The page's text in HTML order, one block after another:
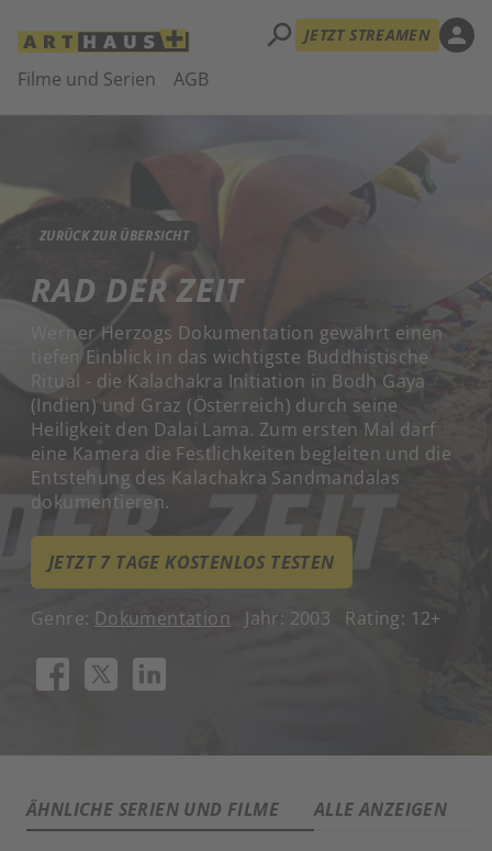
Filme und Serien AGB
search JETZT STREAMEN person
ZURÜCK ZUR ÜBERSICHT
RAD DER ZEIT
Werner Herzogs Dokumentation gewährt einen
tiefen Einblick in das wichtigste Buddhistische
Ritual - die Kalachakra Initiation in Bodh Gaya
(Indien) und Graz (Österreich) durch seine
Heiligkeit den Dalai Lama. Zum ersten Mal darf
eine Kamera die Festlichkeiten begleiten und die
Entstehung des Kalachakra Sandmandalas
dokumentieren.
JETZT 7 TAGE KOSTENLOS TESTEN
Genre: Dokumentation Jahr: 2003 Rating: 12+
ÄHNLICHE SERIEN UND FILME ALLE ANZEIGEN